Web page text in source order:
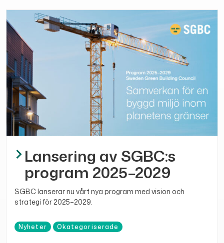
Lansering av SGBC:s
program 2025–2029
SGBC lanserar nu vårt nya program med vision och
strategi för 2025–2029.
Nyheter Okategoriserade